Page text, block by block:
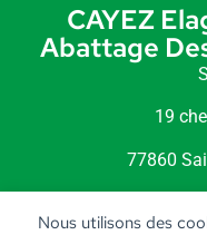
Nous utilisons des
CAYEZ
Abattage
19
77860